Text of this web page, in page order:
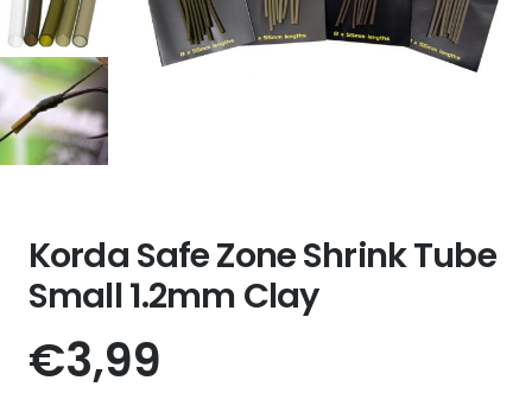
Korda Safe Zone Shrink Tube
Small 1.2mm Clay
€3,99